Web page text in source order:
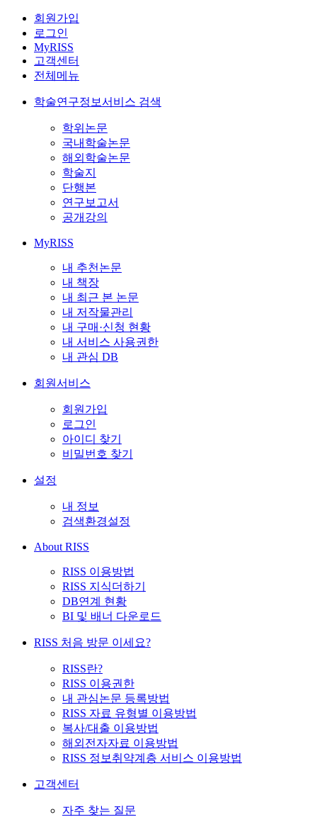
회원가입
로그인
MyRISS
고객센터
전체메뉴
학술연구정보서비스 검색
학위논문
국내학술논문
해외학술논문
학술지
단행본
연구보고서
공개강의
MyRISS
내 추천논문
내 책장
내 최근 본 논문
내 저작물관리
내 구매·신청 현황
내 서비스 사용권한
내 관심 DB
회원서비스
회원가입
로그인
아이디 찾기
비밀번호 찾기
설정
내 정보
검색환경설정
About RISS
RISS 이용방법
RISS 지식더하기
DB연계 현황
BI 및 배너 다운로드
RISS 처음 방문 이세요?
RISS란?
RISS 이용권한
내 관심논문 등록방법
RISS 자료 유형별 이용방법
복사/대출 이용방법
해외전자자료 이용방법
RISS 정보취약계층 서비스 이용방법
고객센터
자주 찾는 질문